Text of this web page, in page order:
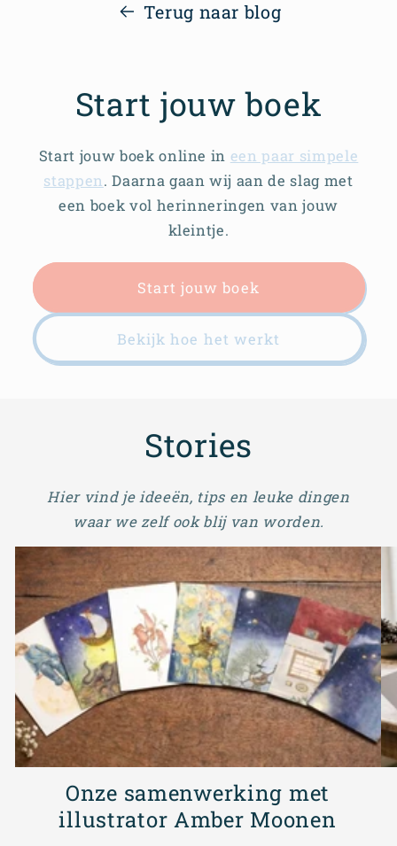
Terug naar blog
Start jouw boek
Start jouw boek online in een paar simpele
stappen. Daarna gaan wij aan de slag met
een boek vol herinneringen van jouw
kleintje.
Start jouw boek
Bekijk hoe het werkt
Stories
Hier vind je ideeën, tips en leuke dingen
waar we zelf ook blij van worden.
Onze samenwerking met
illustrator Amber Moonen